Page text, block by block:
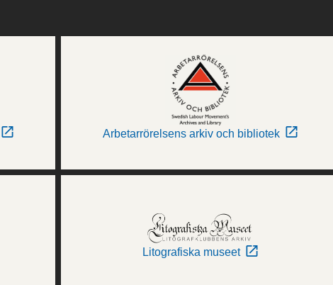
Arbetarrörelsens arkiv och bibliotek
Litografiska museet